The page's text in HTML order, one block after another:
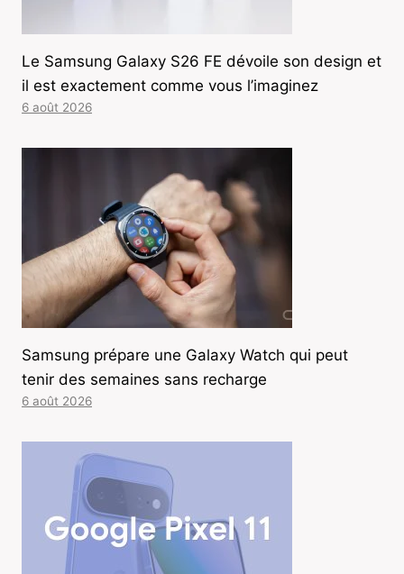
Le Samsung Galaxy S26 FE dévoile son design et
il est exactement comme vous l’imaginez
6 août 2026
Samsung prépare une Galaxy Watch qui peut
tenir des semaines sans recharge
6 août 2026